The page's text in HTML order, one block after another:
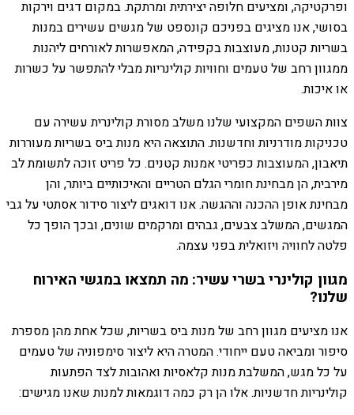
ופרקטיקה, ומציעים חלופה יצירתית ומרתקת. במקום דגים וירקות
בסושי, אנו מציגים בפניכם קונספט של מגשים עשירים במנות
בשריות קטנות, מעוצבות בקפידה, המאפשרות לאורחים ליהנות
ממגוון רחב של טעמים וחוויות קולינריות מבלי להתפשר על כשרות
או איכות.
צוות השפים המקצועי שלנו משלב מסורת קולינרית עשירה עם
טכניקות מודרניות וחדשנות. התוצאה היא מנות ביס בשריות מעוררות
תיאבון, המעוצבות כפריטי אמנות קטנים. כל פריט זוכה לתשומת לב
מירבית, הן מבחינת חומרי הגלם הטריים והאיכותיים ביותר, והן
מבחינת אופן ההכנה וההגשה. אנו דואגים ליצור סידור אסתטי על גבי
המגשים, המשלב צבעים, גבהים ומרקמים שונים, ובכך הופך כל
פלטה לחוויה ויזואלית בפני עצמה.
מגוון קולינרי בשרי עשיר: מה תמצאו במגשי האירוח
שלנו?
אנו מציעים מגוון רחב של מנות ביס בשריות, שכל אחת מהן מספרת
סיפור ומביאה טעם ייחודי. המטרה היא ליצור סימפוניה של טעמים
על כל מגש, המשלבת מנות קלאסיות ואהובות לצד הפתעות
קולינריות חדשניות. אלו הן רק כמה דוגמאות למנות שאנו מגישים: